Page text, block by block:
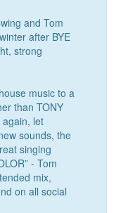
and Tom
after BYE
strong
music to a
than TONY
again, let
sounds, the
singing
- Tom
mix,
on all social